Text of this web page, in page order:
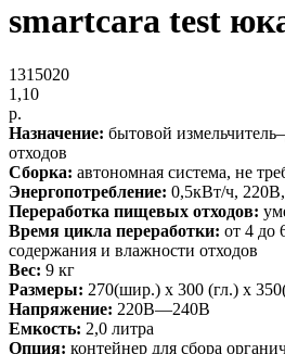
smartcara test
1315020
1,10
р.
Назначение: бытовой измельчитель–
отходов
Сборка: автономная система, не
Энергопотребление: 0,5кВт/ч,
Переработка пищевых отходов:
Время цикла переработки: от 4 до
содержания и влажности отходов
Вес: 9 кг
Размеры: 270(шир.) х 300 (гл.) х
Напряжение: 220В—240В
Емкость: 2,0 литра
Опция: контейнер для сбора